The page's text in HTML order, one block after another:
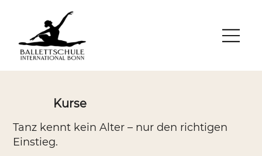
Kurse
Tanz kennt kein Alter – nur den richtigen
Einstieg.